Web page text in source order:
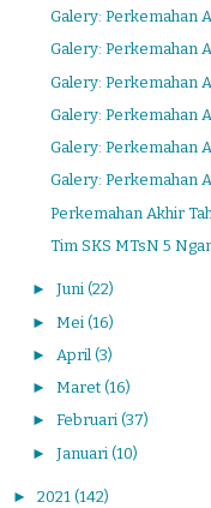
Galery: Perkemahan
Galery: Perkemahan
Galery: Perkemahan
Galery: Perkemahan
Galery: Perkemahan
Galery: Perkemahan
Perkemahan Akhir
Tim SKS MTsN 5
► Juni (22)
► Mei (16)
► April (3)
► Maret (16)
► Februari (37)
► Januari (10)
► 2021 (142)